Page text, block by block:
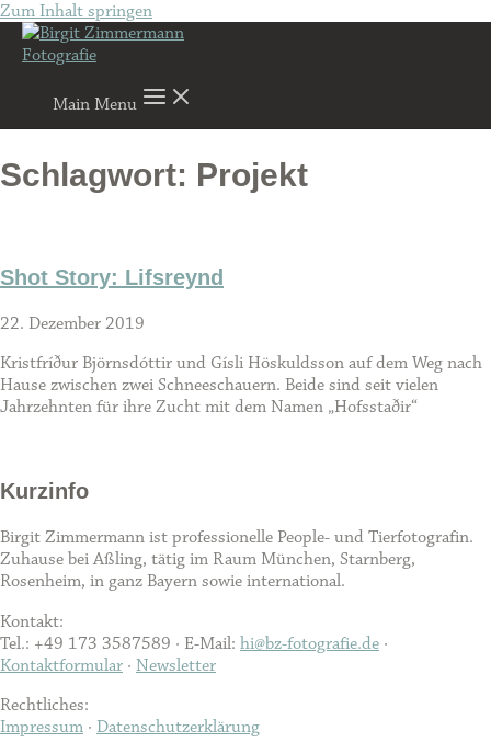
Zum Inhalt springen
Main Menu
Schlagwort: Projekt
Shot Story: Lifsreynd
22. Dezember 2019
Kristfríður Björnsdóttir und Gísli Höskuldsson auf dem Weg nach
Hause zwischen zwei Schneeschauern. Beide sind seit vielen
Jahrzehnten für ihre Zucht mit dem Namen „Hofsstaðir“
Kurzinfo
Birgit Zimmermann ist professionelle People- und Tierfotografin.
Zuhause bei Aßling, tätig im Raum München, Starnberg,
Rosenheim, in ganz Bayern sowie international.
Kontakt:
Tel.: +49 173 3587589 · E-Mail: hi@bz-fotografie.de ·
Kontaktformular · Newsletter
Rechtliches:
Impressum · Datenschutzerklärung